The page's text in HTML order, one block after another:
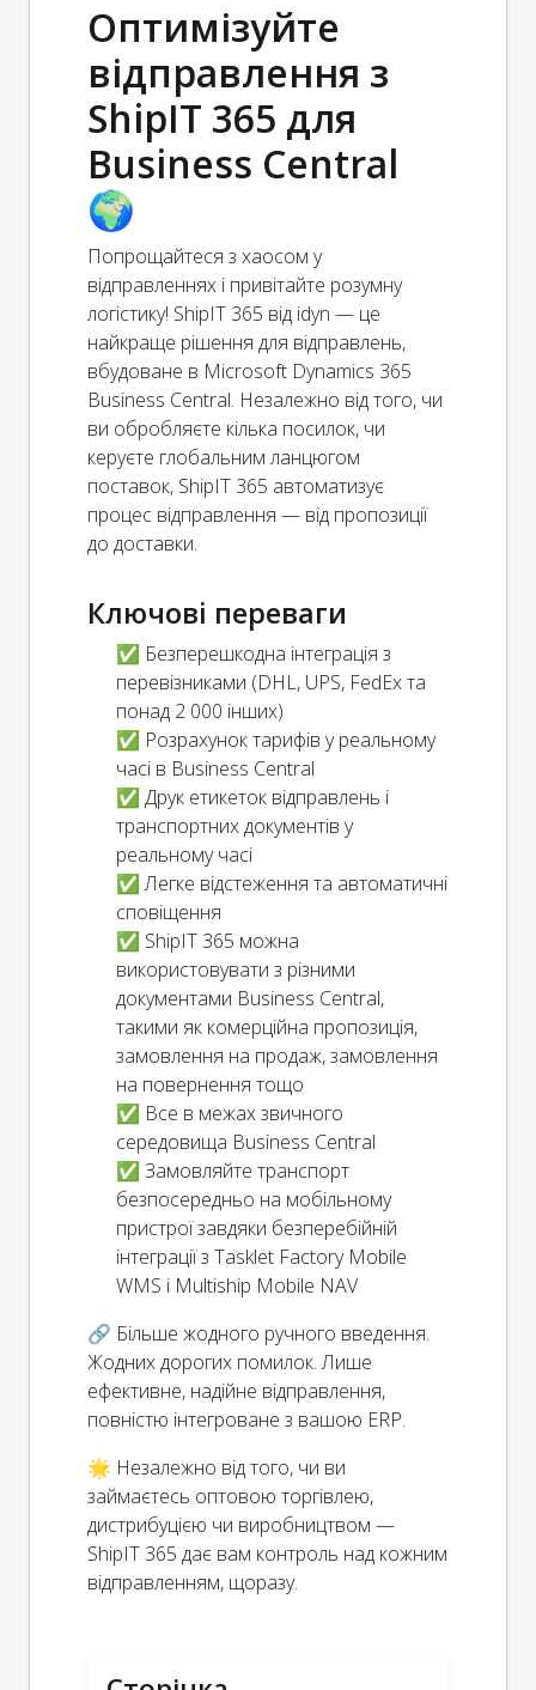
Оптимізуйте
відправлення з
ShipIT 365 для
Business Central
🌍
Попрощайтеся з хаосом у
відправленнях і привітайте розумну
логістику! ShipIT 365 від idyn — це
найкраще рішення для відправлень,
вбудоване в Microsoft Dynamics 365
Business Central. Незалежно від того, чи
ви обробляєте кілька посилок, чи
керуєте глобальним ланцюгом
поставок, ShipIT 365 автоматизує
процес відправлення — від пропозиції
до доставки.
Ключові переваги
✅ Безперешкодна інтеграція з
перевізниками (DHL, UPS, FedEx та
понад 2 000 інших)
✅ Розрахунок тарифів у реальному
часі в Business Central
✅ Друк етикеток відправлень і
транспортних документів у
реальному часі
✅ Легке відстеження та автоматичні
сповіщення
✅ ShipIT 365 можна
використовувати з різними
документами Business Central,
такими як комерційна пропозиція,
замовлення на продаж, замовлення
на повернення тощо
✅ Все в межах звичного
середовища Business Central
✅ Замовляйте транспорт
безпосередньо на мобільному
пристрої завдяки безперебійній
інтеграції з Tasklet Factory Mobile
WMS і Multiship Mobile NAV
🔗 Більше жодного ручного введення.
Жодних дорогих помилок. Лише
ефективне, надійне відправлення,
повністю інтегроване з вашою ERP.
🌟 Незалежно від того, чи ви
займаєтесь оптовою торгівлею,
дистрибуцією чи виробництвом —
ShipIT 365 дає вам контроль над кожним
відправленням, щоразу.